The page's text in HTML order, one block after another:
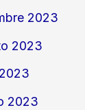
2023
2023
2023